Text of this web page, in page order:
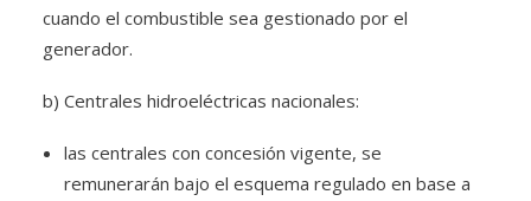
cuando el combustible sea gestionado por el
generador.
b) Centrales hidroeléctricas nacionales:
las centrales con concesión vigente, se
remunerarán bajo el esquema regulado en base a